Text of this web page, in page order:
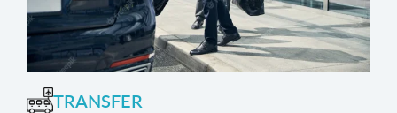
TRANSFER